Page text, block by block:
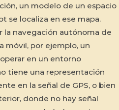
un modelo de un espacio
se localiza en ese mapa.
la navegación autónoma de
móvil, por ejemplo, un
en un entorno
tiene una representación
en la señal de GPS, o bien
donde no hay señal